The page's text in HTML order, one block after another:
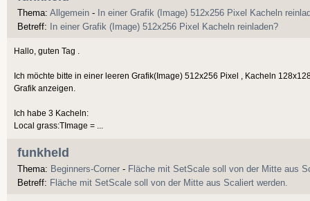
Thema: Allgemein - In einer Grafik (Image) 512x256 Pixel Kacheln
Betreff:
In einer Grafik (Image) 512x256 Pixel Kacheln reinladen?
Hallo, guten Tag .
Ich möchte bitte in einer leeren Grafik(Image) 512x256 Pixel , Kacheln
Grafik anzeigen.
Ich habe 3 Kacheln:
Local grass:TImage = ...
funkheld
Thema: Beginners-Corner - Fläche mit SetScale soll von der Mitte aus
Betreff: Fläche mit SetScale soll von der Mitte aus Scaliert werden.